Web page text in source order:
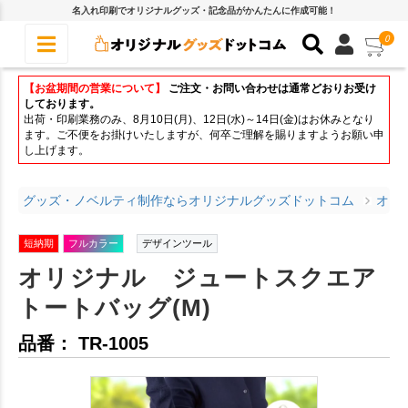
名入れ印刷でオリジナルグッズ・記念品がかんたんに作成可能！
0
【お盆期間の営業について】
ご注文・お問い合わせは通常どおりお受け
しております。
出荷・印刷業務のみ、8月10日(月)、12日(水)～14日(金)はお休みとなり
ます。ご不便をお掛けいたしますが、何卒ご理解を賜りますようお願い申
し上げます。
グッズ・ノベルティ制作ならオリジナルグッズドットコム オリ
短納期 フルカラー デザインツール
オリジナル ジュートスクエア
トートバッグ(M)
品番： TR-1005